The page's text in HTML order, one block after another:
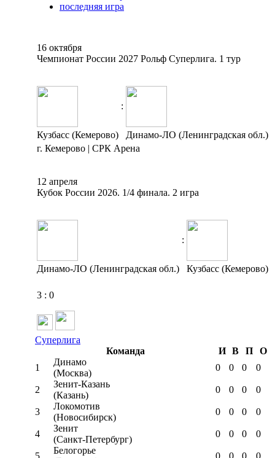
последняя игра
16 октября
Чемпионат России 2027 Рольф Суперлига. 1 тур
:
Кузбасс (Кемерово)
Динамо-ЛО (Ленинградская обл.)
г. Кемерово | СРК Арена
12 апреля
Кубок России 2026. 1/4 финала. 2 игра
:
Динамо-ЛО (Ленинградская обл.) Кузбасс (Кемерово)
3 : 0
Суперлига
Команда
И В П
О
1
Динамо
(Москва)
0 0 0 0
2
Зенит-Казань
(Казань)
0 0 0 0
3
Локомотив
(Новосибирск)
0 0 0 0
4
Зенит
(Санкт-Петербург)
0 0 0 0
5
Белогорье
0 0 0 0